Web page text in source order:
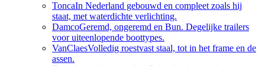
ToncaIn Nederland gebouwd en compleet zoals hij
staat, met waterdichte verlichting.
DamcoGeremd, ongeremd en Bun. Degelijke trailers
voor uiteenlopende boottypes.
VanClaesVolledig roestvast staal, tot in het frame en de
assen.